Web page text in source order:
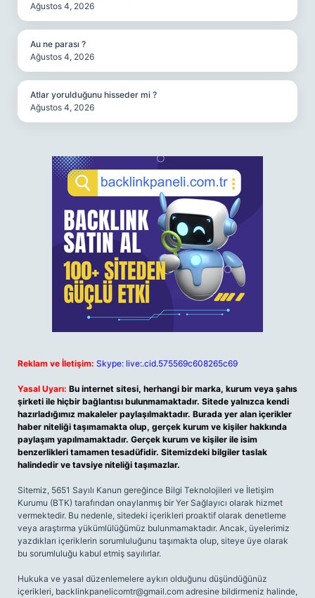
Ağustos 4, 2026
Au ne parası ?
Ağustos 4, 2026
Atlar yorulduğunu hisseder mi ?
Ağustos 4, 2026
Reklam ve İletişim: Skype: live:.cid.575569c608265c69
Yasal Uyarı: Bu internet sitesi, herhangi bir marka, kurum veya şahıs
şirketi ile hiçbir bağlantısı bulunmamaktadır. Sitede yalnızca kendi
hazırladığımız makaleler paylaşılmaktadır. Burada yer alan içerikler
haber niteliği taşımamakta olup, gerçek kurum ve kişiler hakkında
paylaşım yapılmamaktadır. Gerçek kurum ve kişiler ile isim
benzerlikleri tamamen tesadüfidir. Sitemizdeki bilgiler taslak
halindedir ve tavsiye niteliği taşımazlar.
Sitemiz, 5651 Sayılı Kanun gereğince Bilgi Teknolojileri ve İletişim
Kurumu (BTK) tarafından onaylanmış bir Yer Sağlayıcı olarak hizmet
vermektedir. Bu nedenle, sitedeki içerikleri proaktif olarak denetleme
veya araştırma yükümlülüğümüz bulunmamaktadır. Ancak, üyelerimiz
yazdıkları içeriklerin sorumluluğunu taşımakta olup, siteye üye olarak
bu sorumluluğu kabul etmiş sayılırlar.
Hukuka ve yasal düzenlemelere aykırı olduğunu düşündüğünüz
içerikleri, backlinkpanelicomtr@gmail.com adresine bildirmeniz halinde,